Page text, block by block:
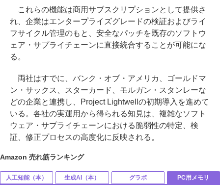
これらの機能は商用サブスクリプションとして提供さ
れ、企業はエンタープライズグレードの検証およびライ
フサイクル管理のもと、安全なパッチを既存のソフトウ
ェア・サプライチェーンに直接統合することが可能にな
る。
両社はすでに、バンク・オブ・アメリカ、ゴールドマ
ン・サックス、スターカード、モルガン・スタンレーな
どの企業と連携し、Project Lightwellの初期導入を進めて
いる。各社の実運用から得られる知見は、複雑なソフト
ウェア・サプライチェーンにおける脆弱性の特定、検
証、修正プロセスの高度化に反映される。
Amazon 売れ筋ランキング
人工知能（本） 生成AI（本） グラボ PC用メモリ